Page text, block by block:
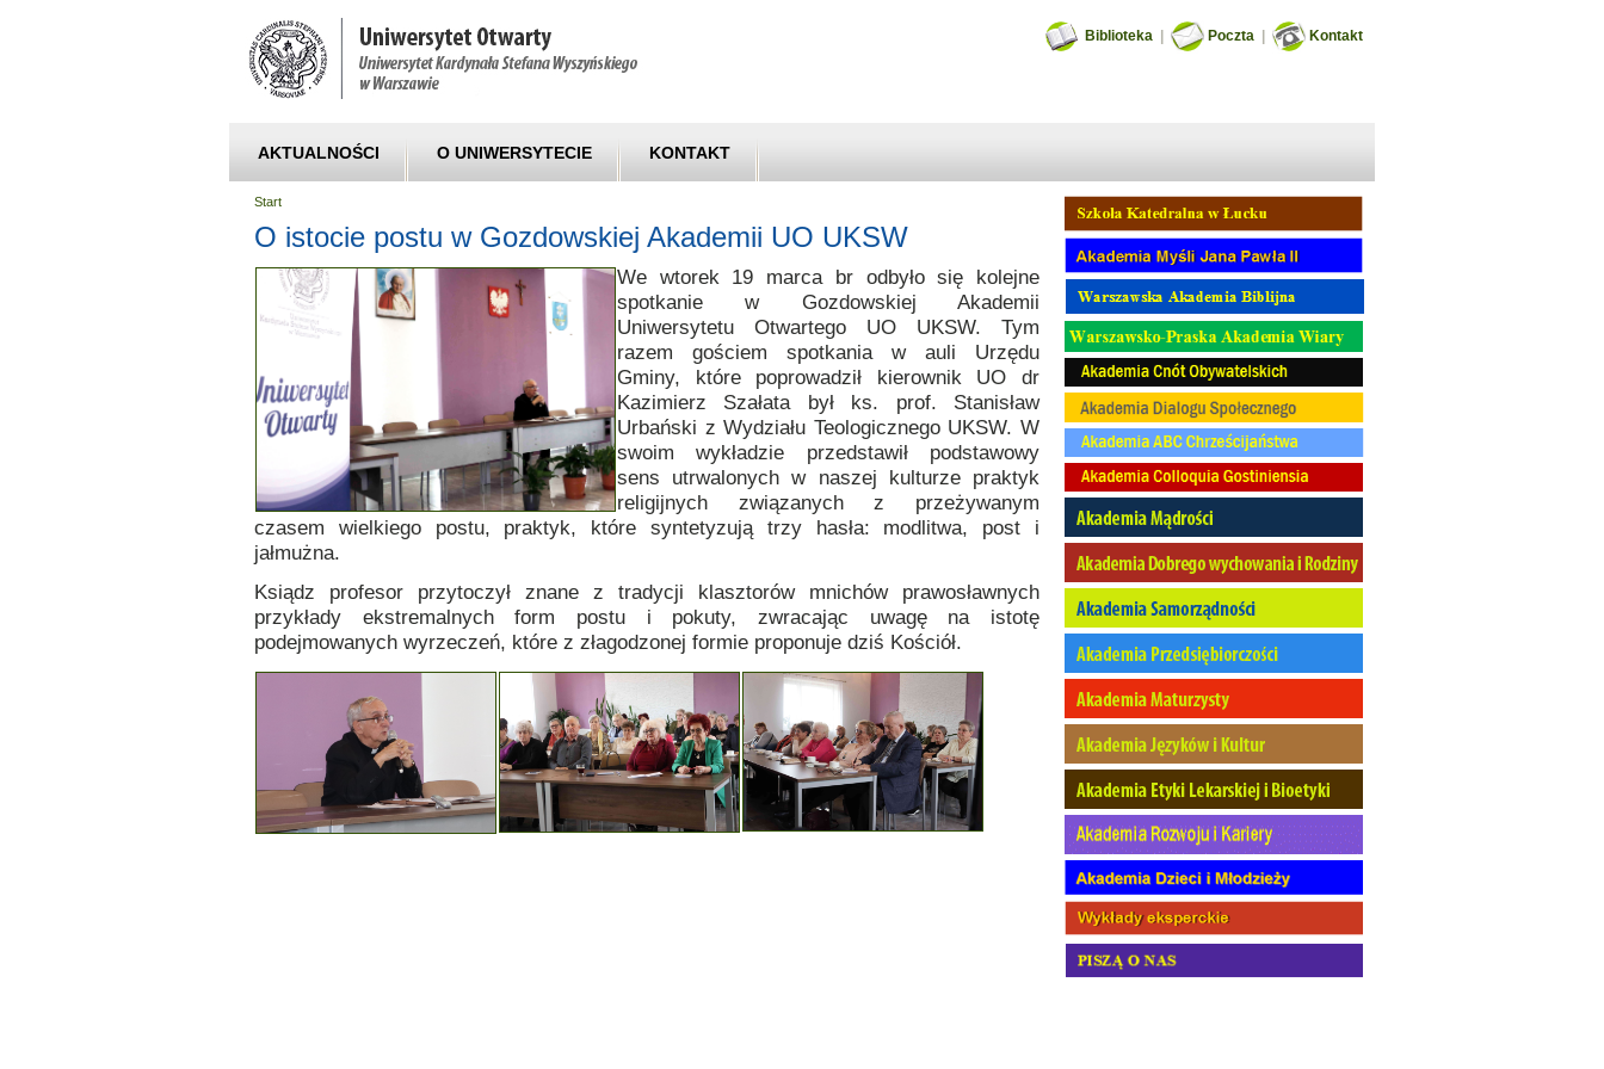
Biblioteka Poczta Kontakt
AKTUALNOŚCI O UNIWERSYTECIE KONTAKT
Start
O istocie postu w Gozdowskiej Akademii UO UKSW
We wtorek 19 marca br odbyło się kolejne
spotkanie w Gozdowskiej Akademii
Uniwersytetu Otwartego UO UKSW. Tym
razem gościem spotkania w auli Urzędu
Gminy, które poprowadził kierownik UO dr
Kazimierz Szałata był ks. prof. Stanisław
Urbański z Wydziału Teologicznego UKSW. W
swoim wykładzie przedstawił podstawowy
sens utrwalonych w naszej kulturze praktyk
religijnych związanych z przeżywanym
czasem wielkiego postu, praktyk, które syntetyzują trzy hasła: modlitwa, post i
jałmużna.
Ksiądz profesor przytoczył znane z tradycji klasztorów mnichów prawosławnych
przykłady ekstremalnych form postu i pokuty, zwracając uwagę na istotę
podejmowanych wyrzeczeń, które z złagodzonej formie proponuje dziś Kościół.